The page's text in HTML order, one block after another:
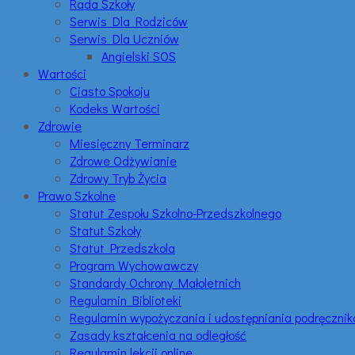
Rada Szkoły
Serwis Dla Rodziców
Serwis Dla Uczniów
Angielski SOS
Wartości
Ciasto Spokoju
Kodeks Wartości
Zdrowie
Miesięczny Terminarz
Zdrowe Odżywianie
Zdrowy Tryb Życia
Prawo Szkolne
Statut Zespołu Szkolno-Przedszkolnego
Statut Szkoły
Statut Przedszkola
Program Wychowawczy
Standardy Ochrony Małoletnich
Regulamin Biblioteki
Regulamin wypożyczania i udostępniania
Zasady kształcenia na odległość